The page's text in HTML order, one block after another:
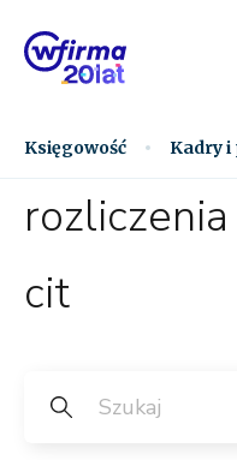
Księgowość Kadry i
cit